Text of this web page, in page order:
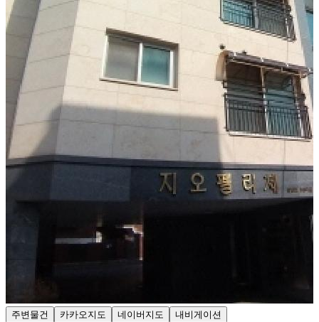
주변물건 카카오지도 네이버지도 내비게이션